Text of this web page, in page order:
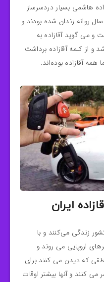
هاشمی بسیار دردسرساز
روانه زندان شده بودند و
و می گوید آقازاده به
از کلمه آقازاده برداشت
آقازاده بوده‌اند.
ایران
زندگی می‌کنند و با
اروپایی می روند و
که دیدن می کنند برای
می کنند و آنها بیشتر اوقات